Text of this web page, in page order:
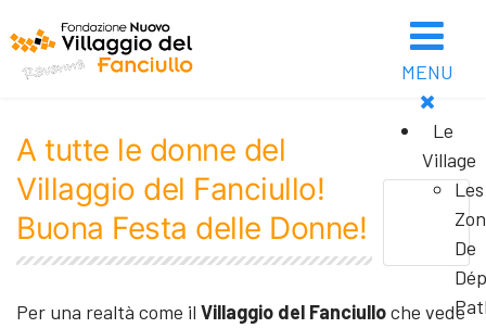
MENU
Le
Village
Les
De
A tutte le donne del
Villaggio del Fanciullo!
Buona Festa delle Donne!
Per una realtà come il Villaggio del Fanciulloche vede